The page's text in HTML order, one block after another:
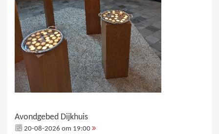
Avondgebed Dijkhuis
20-08-2026 om 19:00